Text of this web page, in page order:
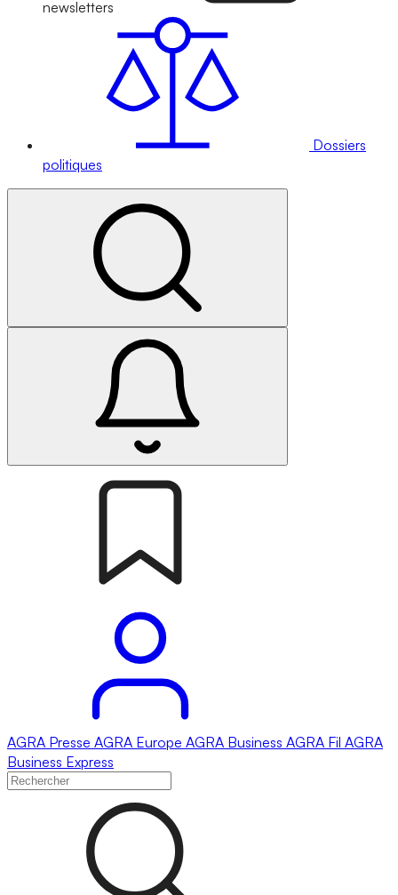
newsletters
Dossiers
politiques
AGRA Presse AGRA Europe AGRA Business AGRA Fil AGRA
Business Express